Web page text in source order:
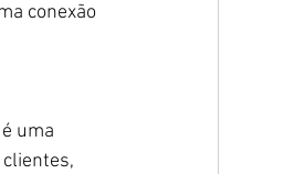
conexão
uma